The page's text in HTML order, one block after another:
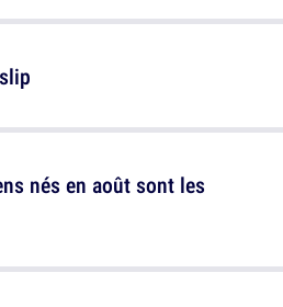
nés en août sont les